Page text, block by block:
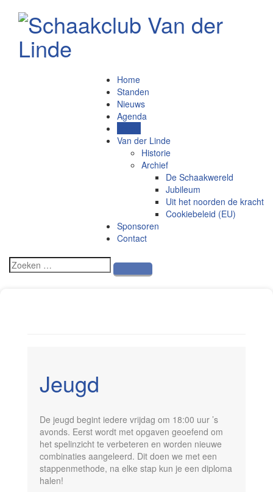
Home
Standen
Nieuws
Agenda
Van der Linde
Historie
Archief
De Schaakwereld
Jubileum
Uit het noorden de kracht
Cookiebeleid (EU)
Sponsoren
Contact
Jeugd
De jeugd begint iedere vrijdag om 18:00 uur ’s
avonds. Eerst wordt met opgaven geoefend om
het spelinzicht te verbeteren en worden nieuwe
combinaties aangeleerd. Dit doen we met een
stappenmethode, na elke stap kun je een diploma
halen!